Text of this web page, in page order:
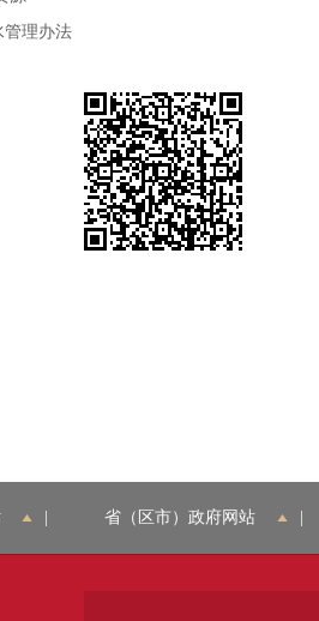
管理办法
省（区市）政府网站